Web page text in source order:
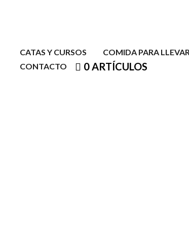
CATAS Y CURSOS COMIDA PARA LLEVAR
CONTACTO
0 ARTÍCULOS